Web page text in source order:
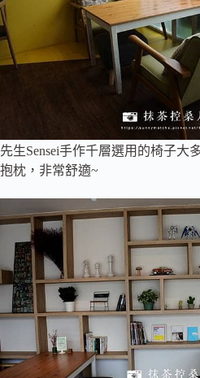
先生Sensei手作千層選用的椅子大
抱枕，非常舒適~